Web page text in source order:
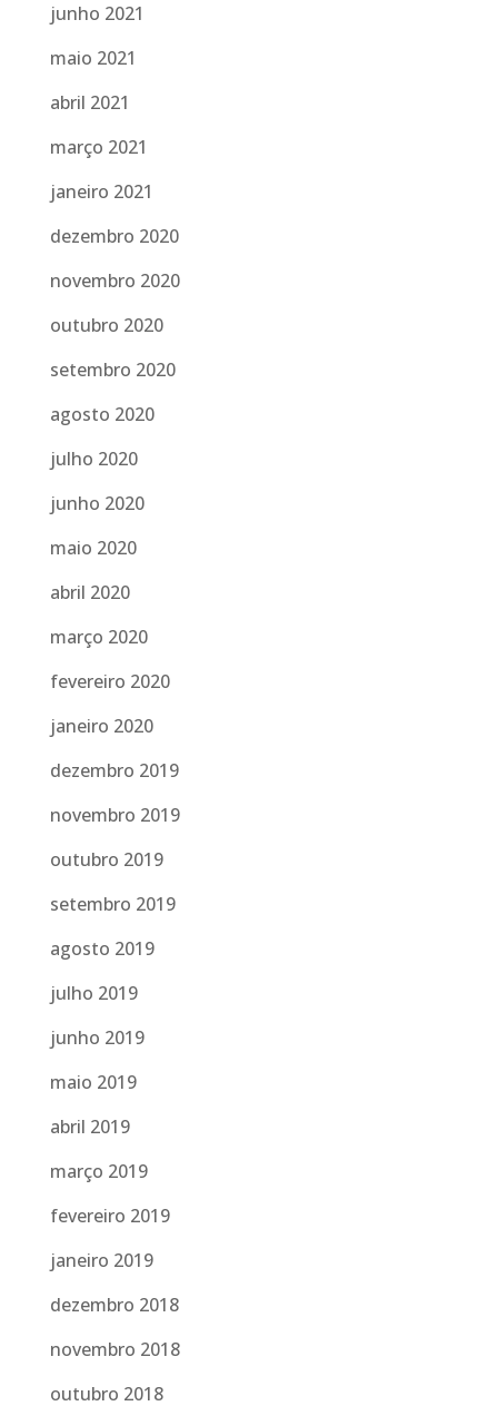
junho 2021
maio 2021
abril 2021
março 2021
janeiro 2021
dezembro 2020
novembro 2020
outubro 2020
setembro 2020
agosto 2020
julho 2020
junho 2020
maio 2020
abril 2020
março 2020
fevereiro 2020
janeiro 2020
dezembro 2019
novembro 2019
outubro 2019
setembro 2019
agosto 2019
julho 2019
junho 2019
maio 2019
abril 2019
março 2019
fevereiro 2019
janeiro 2019
dezembro 2018
novembro 2018
outubro 2018